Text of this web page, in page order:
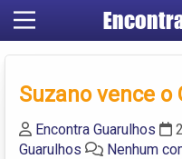
Suzano vence
Encontra Guarulhos
Guarulhos
Nenhum